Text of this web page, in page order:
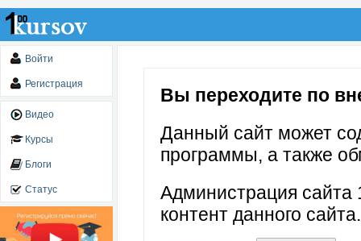
Войти
Регистрация
Видео
Курсы
Блоги
Статус
Вы переходите по
Данный сайт может
программы, а также
Администрация сайта
контент данного сайта.